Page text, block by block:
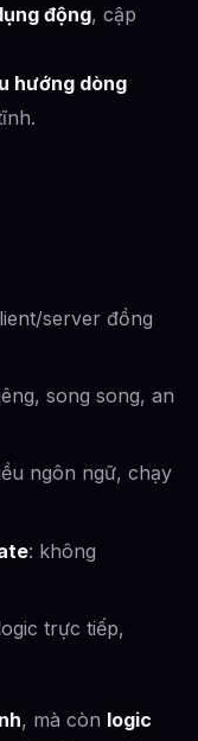
động, cập
hướng dòng
server đồng
song song, an
ngôn ngữ, chạy
: không
trực tiếp,
, mà còn logic